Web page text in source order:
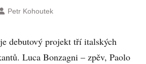
Petr Kohoutek
debutový projekt tří italských
Luca Bonzagni – zpěv, Paolo